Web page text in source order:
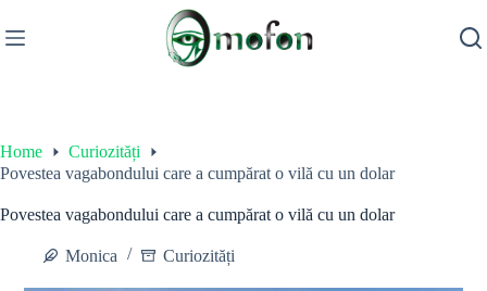
to
content
Home
Curiozități
Povestea vagabondului care a cumpărat o vilă cu un dolar
Povestea vagabondului care a cumpărat o vilă cu un dolar
Monica Curiozități